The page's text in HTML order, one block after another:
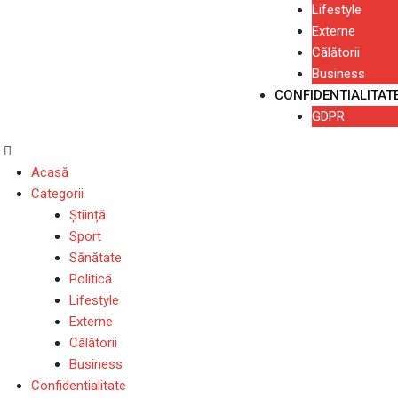
Lifestyle
Externe
Călătorii
Business
GDPR
Acasă
Categorii
Știință
Sport
Sănătate
Politică
Lifestyle
Externe
Călătorii
Business
Confidentialitate